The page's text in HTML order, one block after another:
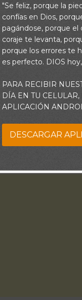
Señor, sin importar las
paciente y a esperar
no pueda soportar,
¿Por qué te abates,
aún he
"Se feliz, porque la
confías en Dios,
pagándose, porque el
coraje te levanta,
porque los errores te
es perfecto. DIOS
PARA RECIBIR
DÍA EN TU
APLICACIÓN
DESCARGAR